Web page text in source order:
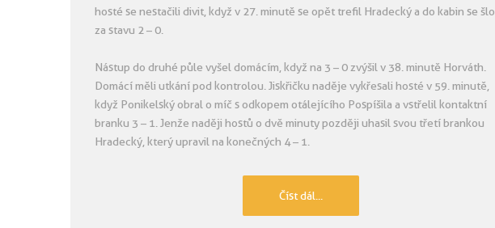
hosté se nestačili divit, když v 27. minutě se opět trefil Hradecký a do kabin se šlo
za stavu 2 – 0.
Nástup do druhé půle vyšel domácím, když na 3 – 0 zvýšil v 38. minutě Horváth.
Domácí měli utkání pod kontrolou. Jiskřičku naděje vykřesali hosté v 59. minutě,
když Ponikelský obral o míč s odkopem otálejícího Pospíšila a vstřelil kontaktní
branku 3 – 1. Jenže naději hostů o dvě minuty později uhasil svou třetí brankou
Hradecký, který upravil na konečných 4 – 1.
Číst dál...